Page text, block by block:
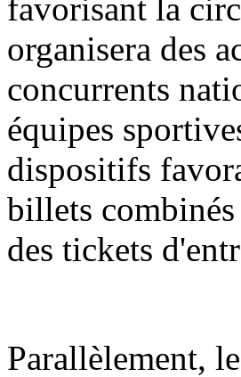
favorisant la
organisera des
concurrents
équipes
dispositifs
billets
des tickets
Parallèlement,